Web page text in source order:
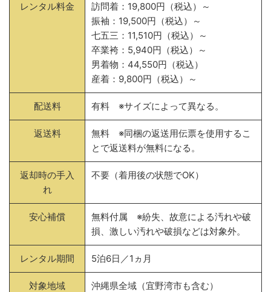
レンタル料金
訪問着：19,800円（税込）～
振袖：19,500円（税込）～
七五三：11,510円（税込）～
卒業袴：5,940円（税込）～
男着物：44,550円（税込）
産着：9,800円（税込）～
配送料 有料 ※サイズによって異なる。
返送料
無料 ※同梱の返送用伝票を使用するこ
とで返送料が無料になる。
返却時の手入
れ
不要（着用後の状態でOK）
安心補償
無料付属 ※紛失、故意による汚れや破
損、激しい汚れや破損などは対象外。
レンタル期間 5泊6日／1ヵ月
対象地域 沖縄県全域（宜野湾市も含む）